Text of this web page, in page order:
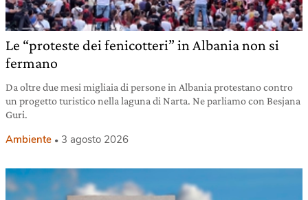
Le “proteste dei fenicotteri” in Albania non si
fermano
Da oltre due mesi migliaia di persone in Albania protestano contro
un progetto turistico nella laguna di Narta. Ne parliamo con Besjana
Guri.
Ambiente 3 agosto 2026